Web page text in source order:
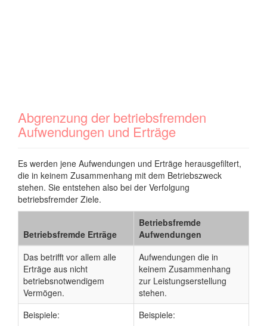
Abgrenzung der betriebsfremden
Aufwendungen und Erträge
Es werden jene Aufwendungen und Erträge herausgefiltert,
die in keinem Zusammenhang mit dem Betriebszweck
stehen. Sie entstehen also bei der Verfolgung
betriebsfremder Ziele.
Betriebsfremde Erträge
Betriebsfremde
Aufwendungen
Das betrifft vor allem alle
Erträge aus nicht
betriebsnotwendigem
Vermögen.
Aufwendungen die in
keinem Zusammenhang
zur Leistungserstellung
stehen.
Beispiele:
Beispiele: